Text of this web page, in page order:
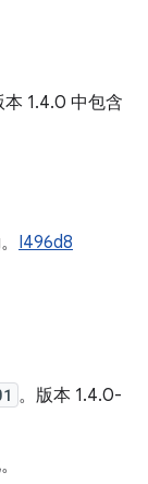
本 1.4.0 中包含
I496d8
。版本 1.4.0-